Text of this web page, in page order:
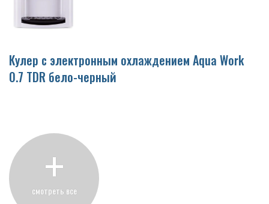
Кулер с электронным охлаждением Aqua Work
0.7 TDR бело-черный
+
смотреть все